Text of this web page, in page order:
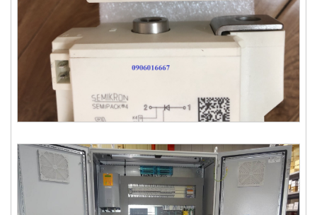
Thyristor SKET330/22E - Semikron